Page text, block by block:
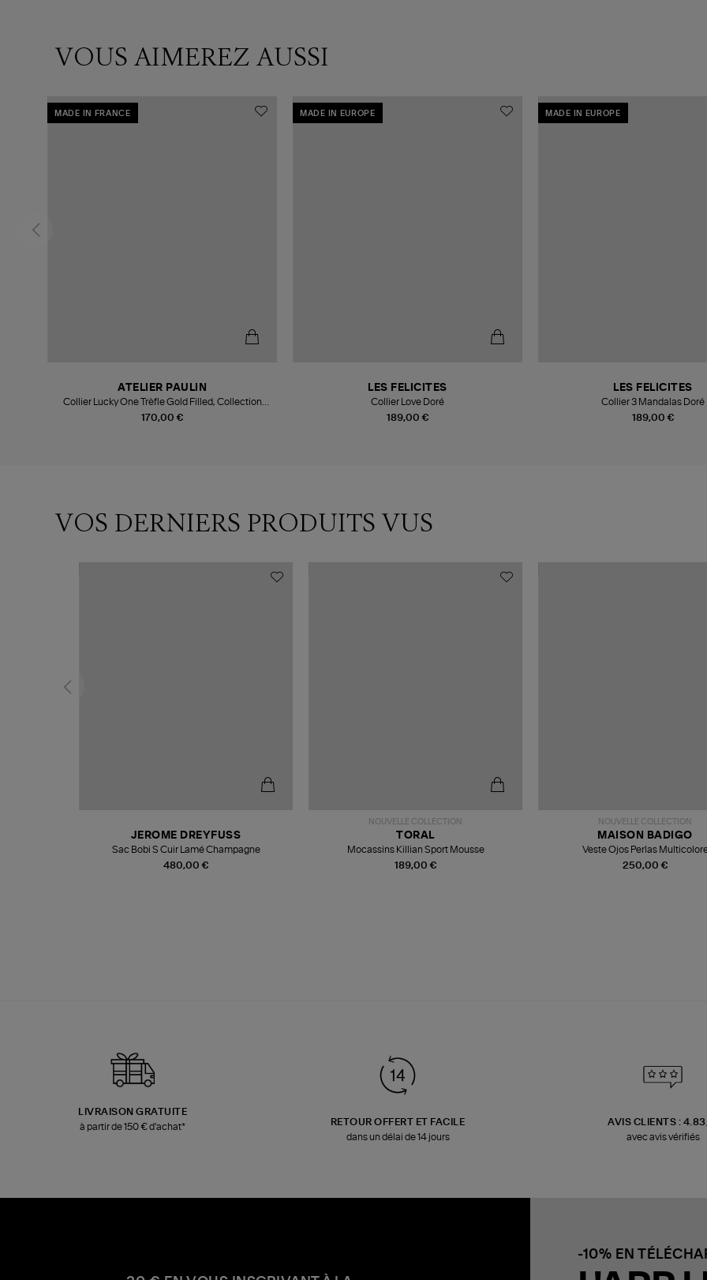
VOUS AIMEREZ AUSSI
MADE IN FRANCE
170,00 €
ATELIER PAULIN
Collier Lucky One Trèfle Gold Filled, Collection
Charms
MADE IN EUROPE
189,00 €
LES FELICITES
Collier Love Doré
MADE IN EUROPE
189,00 €
LES FELICITES
Collier 3 Mandalas Doré
VOS DERNIERS PRODUITS VUS
480,00 €
JEROME DREYFUSS
Sac Bobi S Cuir Lamé Champagne
NOUVELLE COLLECTION
189,00 €
TORAL
Mocassins Killian Sport Mousse
NOUVELLE COLLECTION
250,00 €
MAISON BADIGO
Veste Ojos Perlas
LIVRAISON GRATUITE
à partir de 150 € d'achat*
RETOUR OFFERT ET FACILE
dans un délai de 14 jours
AVIS CLIENTS :
avec avis vérifiés
-10% EN